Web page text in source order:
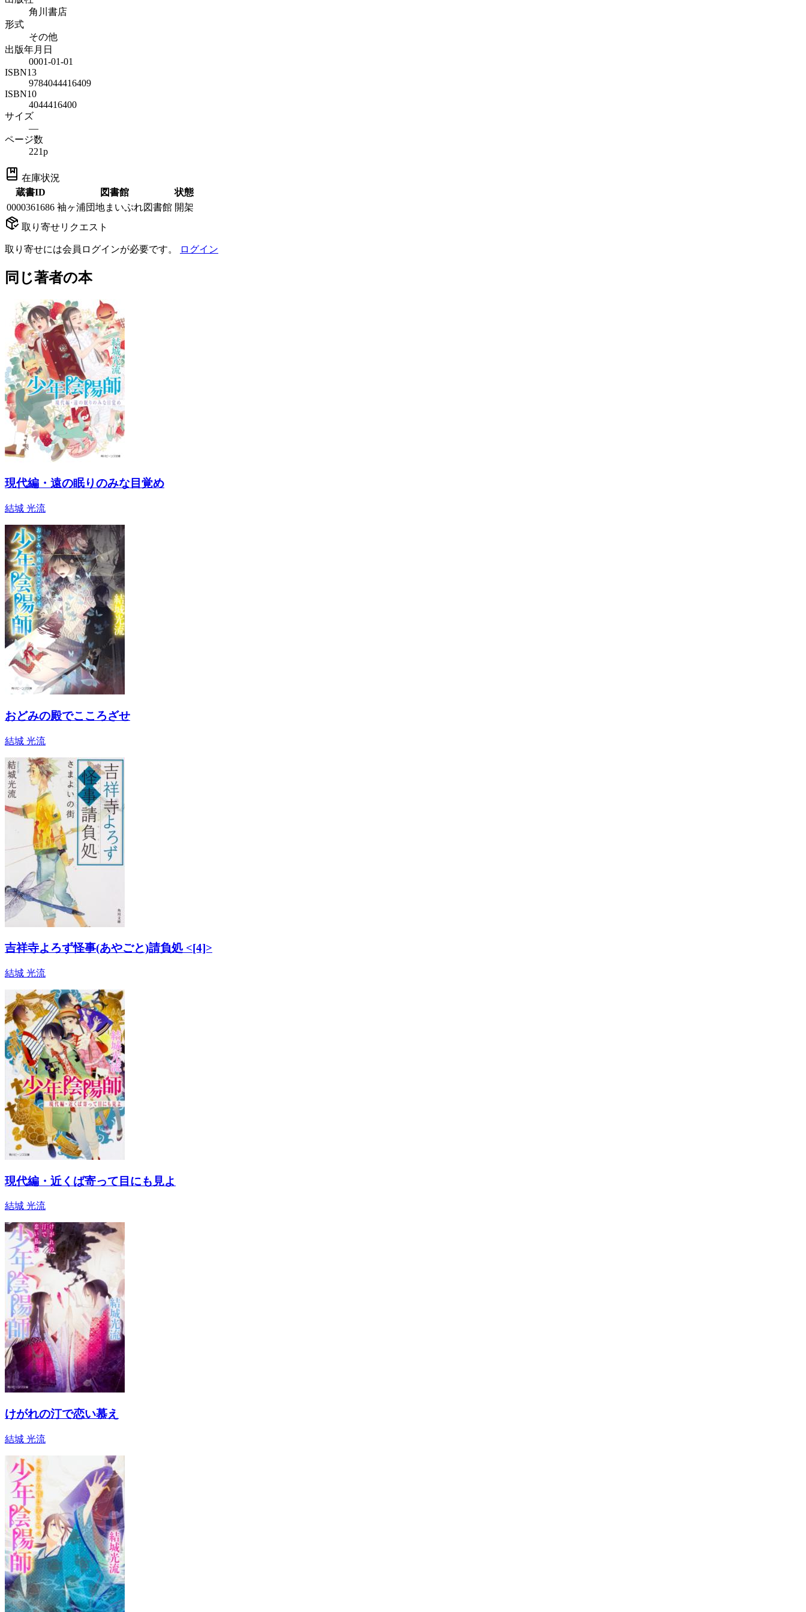
角川書店
形式
その他
出版年月日
0001-01-01
ISBN13
9784044416409
ISBN10
4044416400
サイズ
—
ページ数
221p
在庫状況
蔵書ID
図書館
状態
0000361686 袖ヶ浦団地まいぷれ図書館 開架
取り寄せリクエスト
取り寄せには会員ログインが必要です。 ログイン
同じ著者の本
現代編・遠の眠りのみな目覚め
結城 光流
おどみの殿でこころざせ
結城 光流
吉祥寺よろず怪事(あやごと)請負処 <[4]>
結城 光流
現代編・近くば寄って目にも見よ
結城 光流
けがれの汀で恋い慕え
結城 光流